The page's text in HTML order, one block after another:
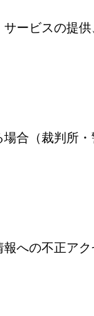
ービスの提
合（裁判所・
への不正ア